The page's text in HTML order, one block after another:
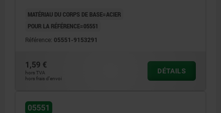
MATÉRIAU DU CORPS DE BASE=ACIER
POUR LA RÉFÉRENCE=05551
Référence: 05551-9153291
1,59 €
hors TVA
hors frais d’envoi
DÉTAILS
05551